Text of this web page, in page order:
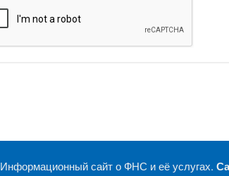
Информационный сайт о ФНС и её услугах.